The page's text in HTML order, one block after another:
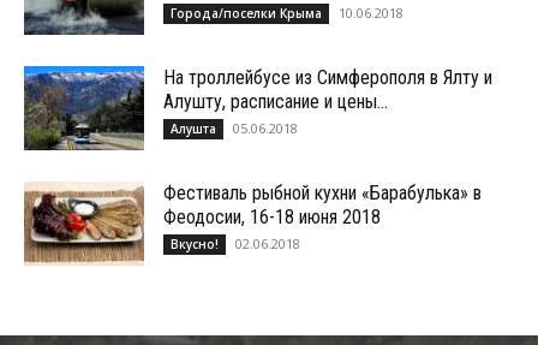
Города/поселки Крыма 10.06.2018
На троллейбусе из Симферополя в Ялту и
Алушту, расписание и цены...
Алушта 05.06.2018
Фестиваль рыбной кухни «Барабулька» в
Феодосии, 16-18 июня 2018
Вкусно! 02.06.2018